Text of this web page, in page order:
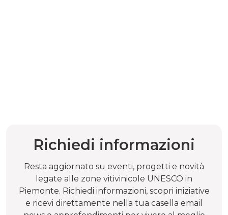
Richiedi informazioni
Resta aggiornato su eventi, progetti e novità
legate alle zone vitivinicole UNESCO in
Piemonte. Richiedi informazioni, scopri iniziative
e ricevi direttamente nella tua casella email